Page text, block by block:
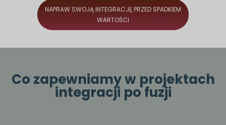
NAPRAW SWOJĄ INTEGRACJĘ PRZED SPADKIEM
WARTOŚCI
Co zapewniamy w projektach
integracji po fuzji